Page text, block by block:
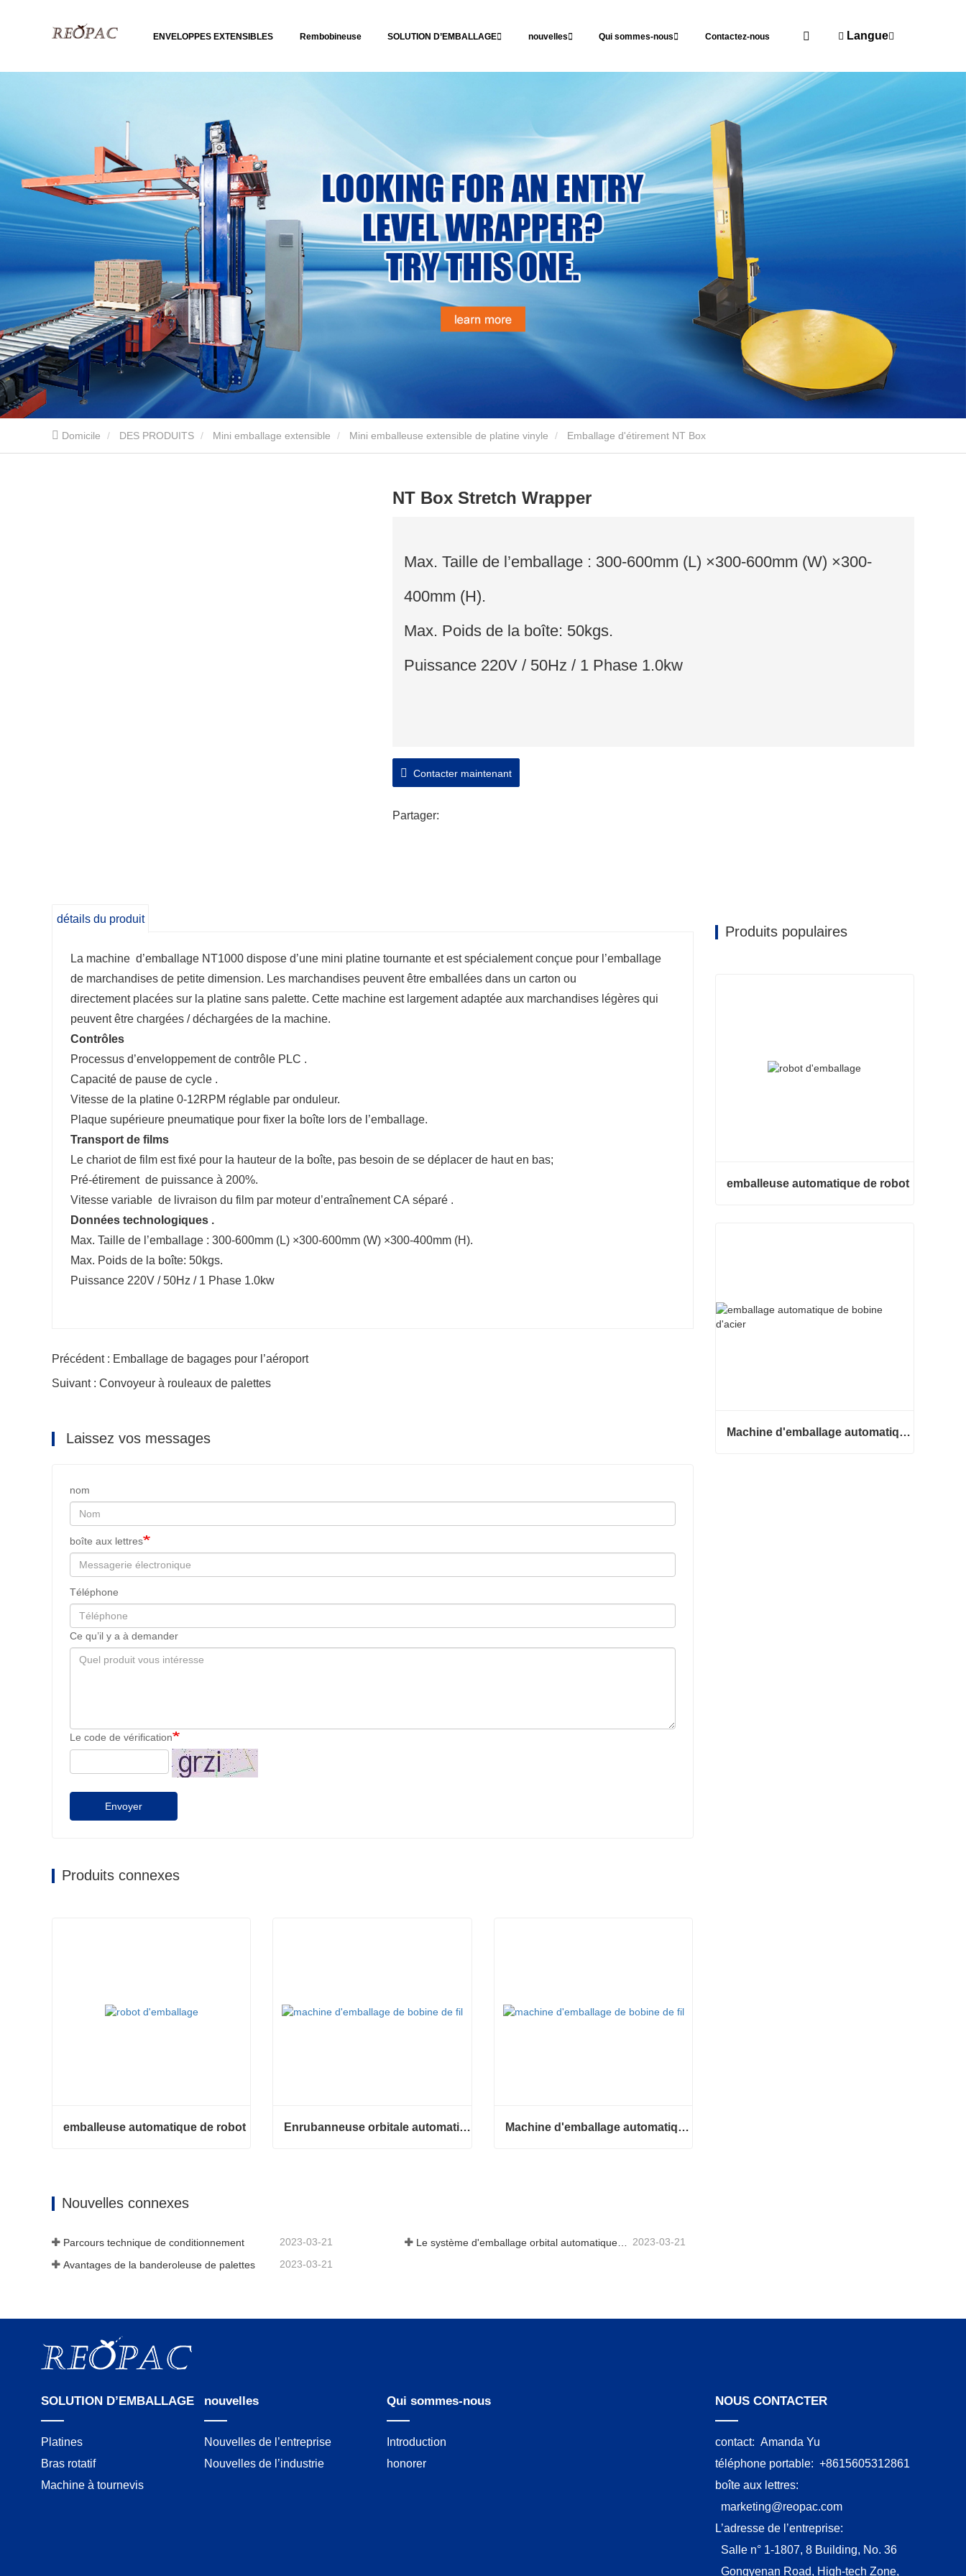
ENVELOPPES EXTENSIBLES Rembobineuse SOLUTION D’EMBALLAGE nouvelles Qui sommes-nous Contactez-nous Langue
Domicile DES PRODUITS Mini emballage extensible Mini emballeuse extensible de platine vinyle Emballage d'étirement NT Box
NT Box Stretch Wrapper
Max. Taille de l’emballage : 300-600mm (L) ×300-600mm (W) ×300-
400mm (H).
Max. Poids de la boîte: 50kgs.
Puissance 220V / 50Hz / 1 Phase 1.0kw
Contacter maintenant
Partager:
détails du produit
La machine d’emballage NT1000 dispose d’une mini platine tournante et est spécialement conçue pour l’emballage
de marchandises de petite dimension. Les marchandises peuvent être emballées dans un carton ou
directement placées sur la platine sans palette. Cette machine est largement adaptée aux marchandises légères qui
peuvent être chargées / déchargées de la machine.
Contrôles
Processus d’enveloppement de contrôle PLC .
Capacité de pause de cycle .
Vitesse de la platine 0-12RPM réglable par onduleur.
Plaque supérieure pneumatique pour fixer la boîte lors de l’emballage.
Transport de films
Le chariot de film est fixé pour la hauteur de la boîte, pas besoin de se déplacer de haut en bas;
Pré-étirement de puissance à 200%.
Vitesse variable de livraison du film par moteur d’entraînement CA séparé .
Données technologiques .
Max. Taille de l’emballage : 300-600mm (L) ×300-600mm (W) ×300-400mm (H).
Max. Poids de la boîte: 50kgs.
Puissance 220V / 50Hz / 1 Phase 1.0kw
Précédent : Emballage de bagages pour l’aéroport
Suivant : Convoyeur à rouleaux de palettes
Laissez vos messages
nom
boîte aux lettres
Téléphone
Ce qu’il y a à demander
Le code de vérification
Envoyer
Produits connexes
emballeuse automatique de robot Enrubanneuse orbitale automatique pour bobine Machine d'emballage automatique de bobines de fil
Nouvelles connexes
Parcours technique de conditionnement 2023-03-21 Le système d'emballage orbital automatique enveloppe 6 côtés sur le matériau 2023-03-21
Avantages de la banderoleuse de palettes 2023-03-21
Produits populaires
emballeuse automatique de robot
Machine d'emballage automatique de bobines d'acier
SOLUTION D’EMBALLAGE
Platines
Bras rotatif
Machine à tournevis
nouvelles
Nouvelles de l’entreprise
Nouvelles de l’industrie
Qui sommes-nous
Introduction
honorer
NOUS CONTACTER
contact: Amanda Yu
téléphone portable: +8615605312861
boîte aux lettres:
marketing@reopac.com
L’adresse de l’entreprise:
Salle n° 1-1807, 8 Building, No. 36
Gongyenan Road, High-tech Zone,